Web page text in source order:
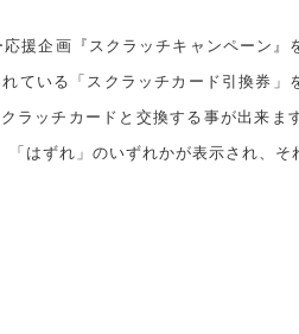
援企画『スクラッチキャンペーン』
ている「スクラッチカード引換券」
ラッチカードと交換する事が出来ま
はずれ」のいずれかが表示され、